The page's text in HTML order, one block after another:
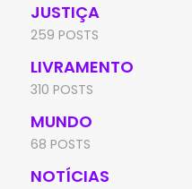
JUSTIÇA
259 POSTS
LIVRAMENTO
310 POSTS
MUNDO
68 POSTS
NOTÍCIAS